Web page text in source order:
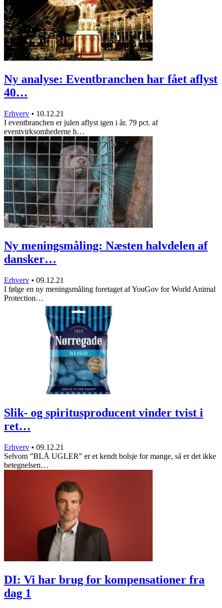
Ny analyse: Eventbranchen har fået aflyst
40…
Erhverv • 10.12.21
I eventbranchen er julen aflyst igen i år. 79 pct. af
eventvirksomhederne h…
Ny meningsmåling: Næsten halvdelen af
dansker…
Erhverv • 09.12.21
I følge en ny meningsmåling foretaget af YouGov for World Animal
Protection…
Slik- og spiritusproducent vinder tvist i
ret…
Erhverv • 09.12.21
Selvom ”BLÅ UGLER” er et kendt bolsje for mange, så er det ikke
betegnelsen…
DI: Vi har brug for kompensationer fra
dag 1